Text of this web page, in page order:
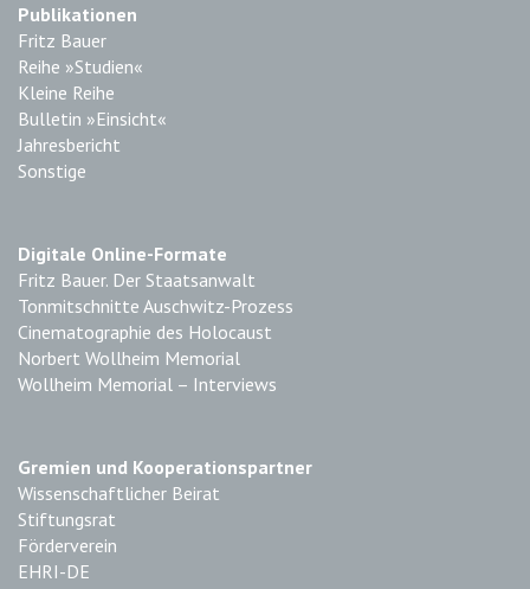
Publikationen
Fritz Bauer
Reihe »Studien«
Kleine Reihe
Bulletin »Einsicht«
Jahresbericht
Sonstige
Digitale Online-Formate
Fritz Bauer. Der Staatsanwalt
Tonmitschnitte Auschwitz-Prozess
Cinematographie des Holocaust
Norbert Wollheim Memorial
Wollheim Memorial – Interviews
Gremien und Kooperationspartner
Wissenschaftlicher Beirat
Stiftungsrat
Förderverein
EHRI-DE